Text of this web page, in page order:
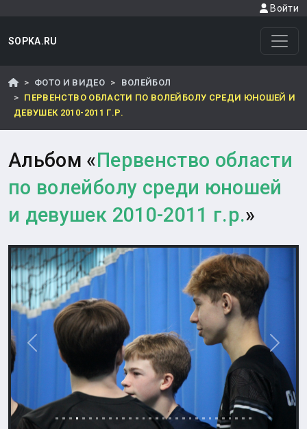
Войти
SOPKA.RU
ФОТО И ВИДЕО
ВОЛЕЙБОЛ
ПЕРВЕНСТВО ОБЛАСТИ ПО ВОЛЕЙБОЛУ СРЕДИ ЮНОШЕЙ И
ДЕВУШЕК 2010-2011 Г.Р.
Альбом «Первенство области
по волейболу среди юношей
и девушек 2010-2011 г.р.»
Назад